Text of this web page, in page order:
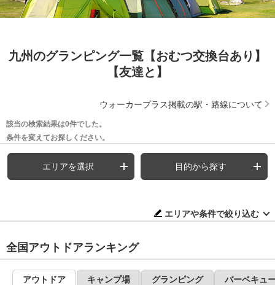
九州のグランピング一覧【おむつ交換台あり】
【友達と】
ウォーカープラス掲載の駅・路線について
該当の検索結果は0件でした。
条件を変えてお探しください。
エリアを選択 目的から探す
エリアや条件で絞り込む
全国アウトドアランキング
アウトドア キャンプ場 グランピング バーベキュ